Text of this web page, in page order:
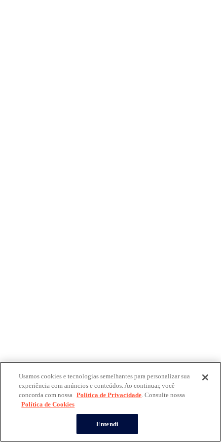
Usamos cookies e tecnologias semelhantes para personalizar sua
experiência com anúncios e conteúdos. Ao continuar, você
concorda com nossa Política de Privacidade. Consulte nossa
Política de Cookies
Entendi